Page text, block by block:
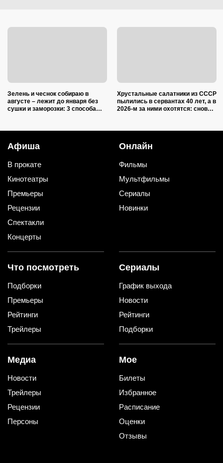
Зелень и чеснок собираю в
августе – лежит до января без
сушки и заморозки: 3 способа
Хрустальные салатники из СССР
пылились в сервантах 40 лет, а в
2026-м за ними охотятся: снова в
Афиша
В прокате
Кинотеатры
Премьеры
Рецензии
Спектакли
Концерты
Онлайн
Фильмы
Мультфильмы
Сериалы
Новинки
Что посмотреть
Подборки
Премьеры
Рейтинги
Трейлеры
Сериалы
График выхода
Новости
Рейтинги
Подборки
Медиа
Новости
Трейлеры
Рецензии
Персоны
Мое
Билеты
Избранное
Расписание
Оценки
Отзывы